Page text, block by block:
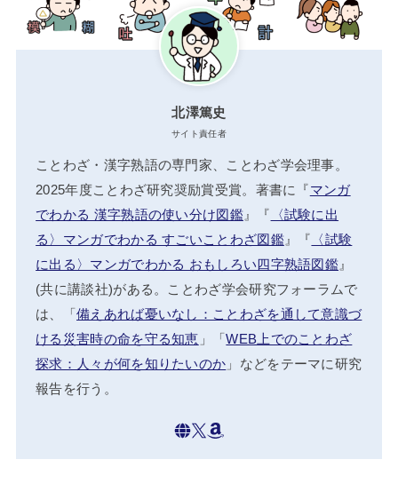
北澤篤史
サイト責任者
ことわざ・漢字熟語の専門家、ことわざ学会理事。
2025年度ことわざ研究奨励賞受賞。著書に『マンガ
でわかる 漢字熟語の使い分け図鑑』『 〈試験に出
る〉マンガでわかる すごいことわざ図鑑』『 〈試験
に出る〉マンガでわかる おもしろい四字熟語図鑑 』
(共に講談社)がある。ことわざ学会研究フォーラムで
は、「備えあれば憂いなし：ことわざを通して意識づ
ける災害時の命を守る知恵 」「WEB上でのことわざ
探求：人々が何を知りたいのか 」などをテーマに研究
報告を行う。